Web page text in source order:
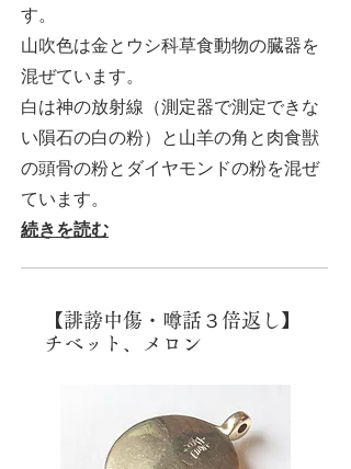
す。
山吹色は金とウシ科草食動物の臓器を
混ぜています。
白は神の放射線（測定器で測定できな
い隕石の白の粉）と山羊の角と肉食獣
の頭骨の粉とダイヤモンドの粉を混ぜ
ています。
続きを読む
【誹謗中傷・噂話３倍返し】
チベット、メロン